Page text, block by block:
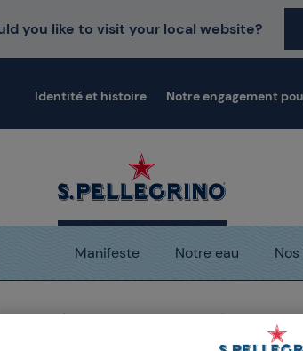
you like to visit your local website?
Identité et histoire Notre engagement
Manifeste Notre eau
et médias de Sanpellegrino